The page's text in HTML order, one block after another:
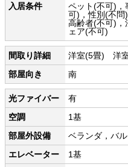
入居条件
ペット(不可)，
可)，性別(不問
高齢者(不可)，
ェア(不可)
間取り詳細
洋室(5畳) 洋
部屋向き
南
光ファイバー
有
空調
1基
部屋外設備
ベランダ，バ
エレベーター
1基